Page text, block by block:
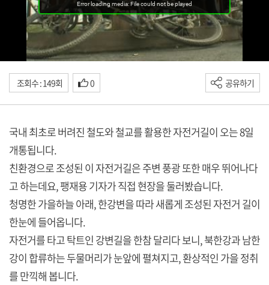
조회수 : 149회 0 공유하기
국내 최초로 버려진 철도와 철교를 활용한 자전거길이 오는 8일
개통됩니다.
친환경으로 조성된 이 자전거길은 주변 풍광 또한 매우 뛰어나다
고 하는데요, 팽재용 기자가 직접 현장을 둘러봤습니다.
청명한 가을하늘 아래, 한강변을 따라 새롭게 조성된 자전거 길이
한눈에 들어옵니다.
자전거를 타고 탁트인 강변길을 한참 달리다 보니, 북한강과 남한
강이 합류하는 두물머리가 눈앞에 펼쳐지고, 환상적인 가을 정취
를 만끽해 봅니다.